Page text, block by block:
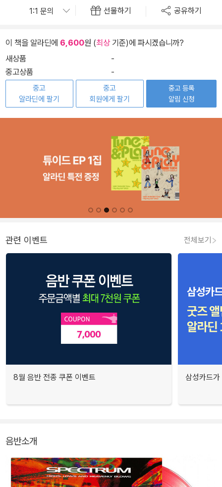
선물하기 공유하기
이 책을 알라딘에 6,600원 (최상기준)에 파시겠습니까?
새상품
-
중고상품
-
중고
알라딘에 팔기
중고
회원에게 팔기
중고 등록
알림 신청
관련 이벤트 전체보기
8월 음반 전종 쿠폰 이벤트 삼성카드
음반소개